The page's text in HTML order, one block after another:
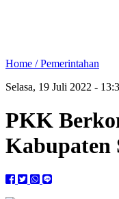
Home /Pemerintahan
Selasa, 19 Juli 2022 -
PKK
Kabupaten